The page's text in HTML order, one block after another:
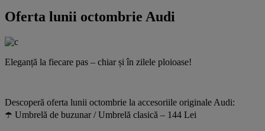
Oferta lunii octombrie Audi
Eleganță la fiecare pas – chiar și în zilele ploioase!
Descoperă oferta lunii octombrie la accesoriile originale Audi:
☂️ Umbrelă de buzunar / Umbrelă clasică – 144 Lei